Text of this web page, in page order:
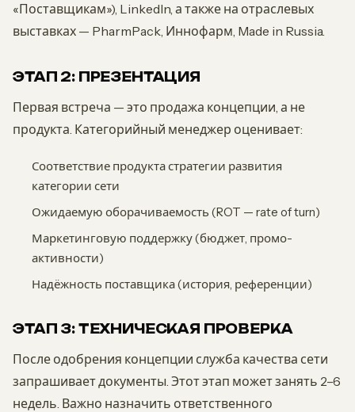
«Поставщикам»), LinkedIn, а также на отраслевых
выставках — PharmPack, Иннофарм, Made in Russia.
ЭТАП 2: ПРЕЗЕНТАЦИЯ
Первая встреча — это продажа концепции, а не
продукта. Категорийный менеджер оценивает:
Соответствие продукта стратегии развития
категории сети
Ожидаемую оборачиваемость (ROT — rate of turn)
Маркетинговую поддержку (бюджет, промо-
активности)
Надёжность поставщика (история, референции)
ЭТАП 3: ТЕХНИЧЕСКАЯ ПРОВЕРКА
После одобрения концепции служба качества сети
запрашивает документы. Этот этап может занять 2–6
недель. Важно назначить ответственного